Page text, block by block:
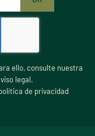
ello, consulte nuestra
legal.
de privacidad